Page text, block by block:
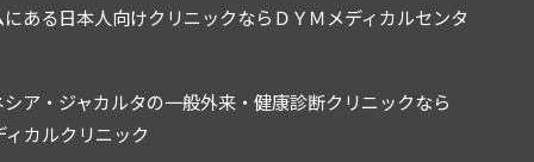
ある日本人向けクリニックならＤＹＭメディカルセンタ
ア・ジャカルタの一般外来・健康診断クリニックなら
ィカルクリニック